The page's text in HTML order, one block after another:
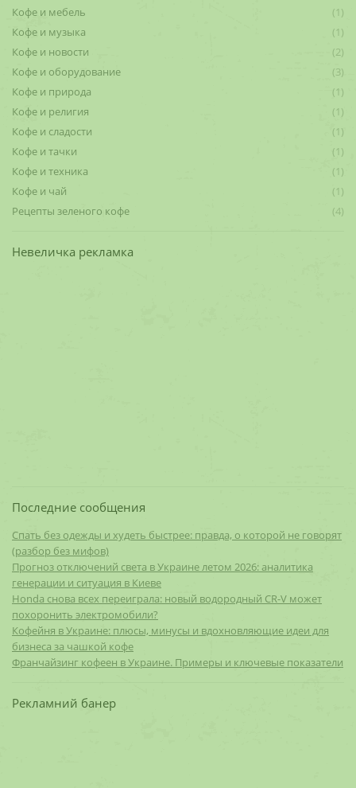
Кофе и мебель
(1)
Кофе и музыка
(1)
Кофе и новости
(2)
Кофе и оборудование
(3)
Кофе и природа
(1)
Кофе и религия
(1)
Кофе и сладости
(1)
Кофе и тачки
(1)
Кофе и техника
(1)
Кофе и чай
(1)
Рецепты зеленого кофе
(4)
Невеличка рекламка
Последние сообщения
Спать без одежды и худеть быстрее: правда, о которой не говорят
(разбор без мифов)
Прогноз отключений света в Украине летом 2026: аналитика
генерации и ситуация в Киеве
Honda снова всех переиграла: новый водородный CR-V может
похоронить электромобили?
Кофейня в Украине: плюсы, минусы и вдохновляющие идеи для
бизнеса за чашкой кофе
Франчайзинг кофеен в Украине. Примеры и ключевые показатели
Рекламний банер